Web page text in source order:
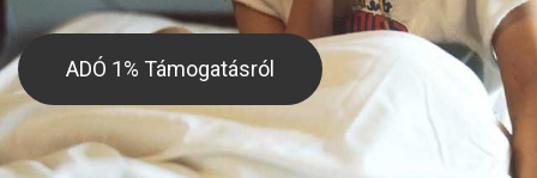
ADÓ 1% Támogatásról